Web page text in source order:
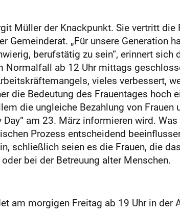
Müller der Knackpunkt. Sie vertritt
Gemeinderat. „Für unsere Generation
berufstätig zu sein“, erinnert sich
Normalfall ab 12 Uhr mittags
vieles verbessert,
die Bedeutung des Frauentages hoch
die ungleiche Bezahlung von Frauen
Day“ am 23. März informieren wird.
Prozess entscheidend
schließlich seien es die Frauen, die
bei der Betreuung alter Menschen.
am morgigen Freitag ab 19 Uhr in der